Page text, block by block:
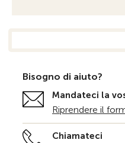
Bisogno di aiuto?
Mandateci la
Riprendere il
Chiamateci